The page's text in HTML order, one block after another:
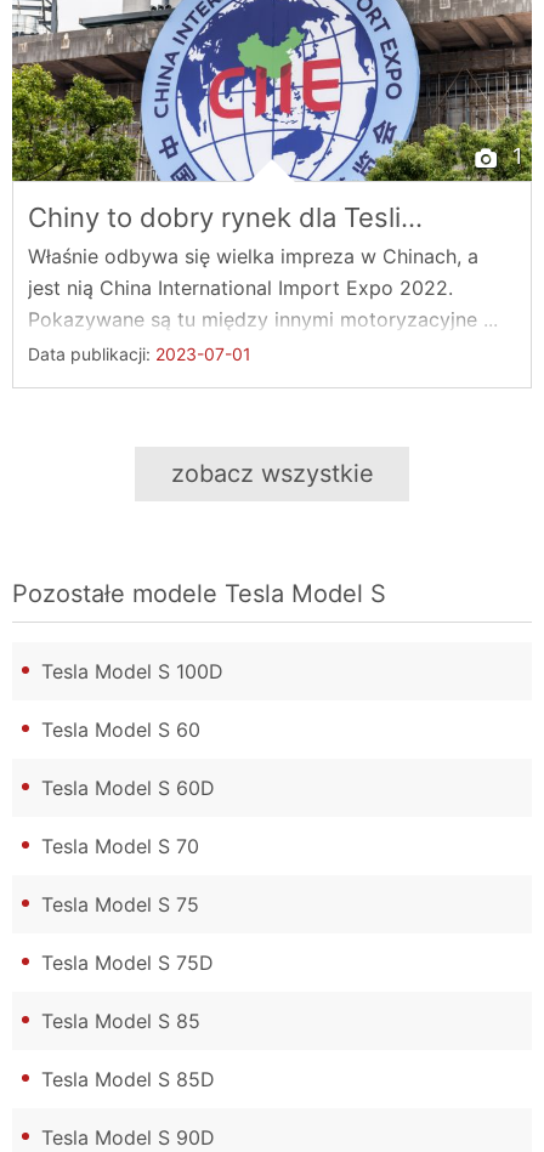
1
Chiny to dobry rynek dla Tesli...
Właśnie odbywa się wielka impreza w Chinach, a
jest nią China International Import Expo 2022.
Pokazywane są tu między innymi motoryzacyjne ...
Data publikacji: 2023-07-01
zobacz wszystkie
Pozostałe modele Tesla Model S
Tesla Model S 100D
Tesla Model S 60
Tesla Model S 60D
Tesla Model S 70
Tesla Model S 75
Tesla Model S 75D
Tesla Model S 85
Tesla Model S 85D
Tesla Model S 90D